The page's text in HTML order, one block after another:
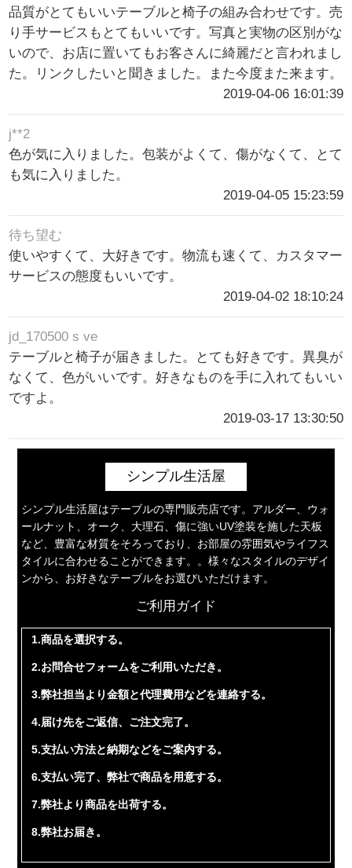
品質がとてもいいテーブルと椅子の組み合わせです。売
り手サービスもとてもいいです。写真と実物の区別がな
いので、お店に置いてもお客さんに綺麗だと言われまし
た。リンクしたいと聞きました。また今度また来ます。
2019-04-06 16:01:39
j**2
色が気に入りました。包装がよくて、傷がなくて、とて
も気に入りました。
2019-04-05 15:23:59
待ち望む
使いやすくて、大好きです。物流も速くて、カスタマー
サービスの態度もいいです。
2019-04-02 18:10:24
jd_170500 s ve
テーブルと椅子が届きました。とても好きです。異臭が
なくて、色がいいです。好きなものを手に入れてもいい
ですよ。
2019-03-17 13:30:50
シンプル生活屋
シンプル生活屋はテーブルの専門販売店です。アルダー、ウォ
ールナット、オーク、大理石、傷に強いUV塗装を施した天板
など、豊富な材質をそろっており、お部屋の雰囲気やライフス
タイルに合わせることができます。。様々なスタイルのデザイ
ンから、お好きなテーブルをお選びいただけます。
ご利用ガイド
1.商品を選択する。
2.お問合せフォームをご利用いただき。
3.弊社担当より金額と代理費用などを連絡する。
4.届け先をご返信、ご注文完了。
5.支払い方法と納期などをご案内する。
6.支払い完了、弊社で商品を用意する。
7.弊社より商品を出荷する。
8.弊社お届き。